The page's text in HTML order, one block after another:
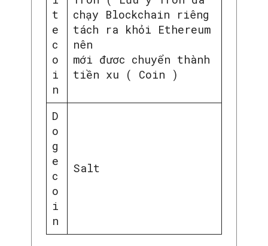
t
e
c
o
i
n
chạy Blockchain riêng
tách ra khỏi Ethereum
nên
mới đươc chuyển thành
tiền xu ( Coin )
D
o
g
e
c
o
i
n
Salt